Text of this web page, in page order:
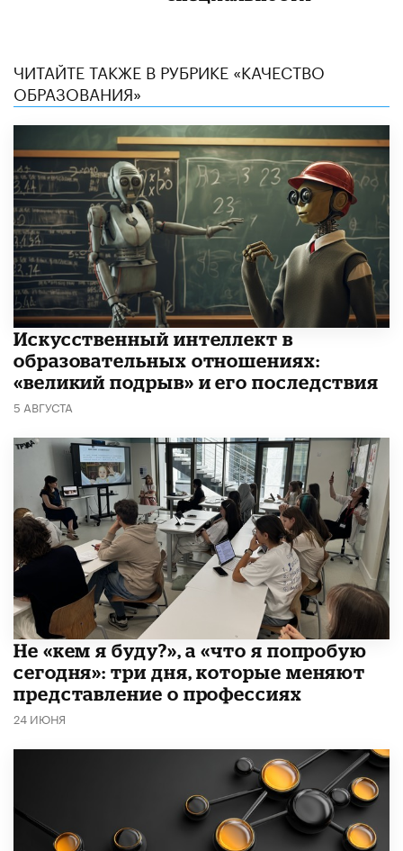
ЧИТАЙТЕ ТАКЖЕ В РУБРИКЕ «КАЧЕСТВО
ОБРАЗОВАНИЯ»
​Искусственный интеллект в
образовательных отношениях:
«великий подрыв» и его последствия
5 АВГУСТА
Не «кем я буду?», а «что я попробую
сегодня»: три дня, которые меняют
представление о профессиях
24 ИЮНЯ